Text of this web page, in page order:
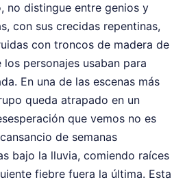
no distingue entre genios y
con sus crecidas repentinas,
con troncos de madera de
los personajes usaban para
En una de las escenas más
queda atrapado en un
que vemos no es
de semanas
bajo la lluvia, comiendo raíces
fiebre fuera la última. Esta